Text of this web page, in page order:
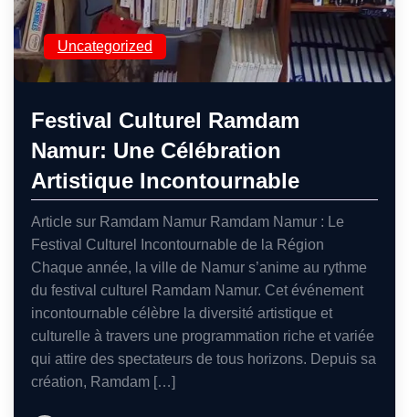
Uncategorized
Festival Culturel Ramdam
Namur: Une Célébration
Artistique Incontournable
Article sur Ramdam Namur Ramdam Namur : Le
Festival Culturel Incontournable de la Région
Chaque année, la ville de Namur s’anime au rythme
du festival culturel Ramdam Namur. Cet événement
incontournable célèbre la diversité artistique et
culturelle à travers une programmation riche et variée
qui attire des spectateurs de tous horizons. Depuis sa
création, Ramdam […]